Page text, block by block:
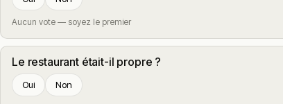
Aucun vote — soyez le premier
Le restaurant était-il propre ?
Oui Non